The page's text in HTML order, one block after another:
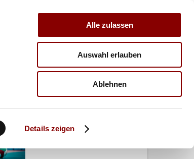
Details zeigen
Alle zulassen
Auswahl erlauben
Ablehnen
VERBAND TRAINER
07.04.2026